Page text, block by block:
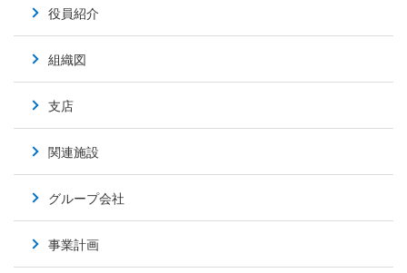
役員紹介
組織図
支店
関連施設
グループ会社
事業計画